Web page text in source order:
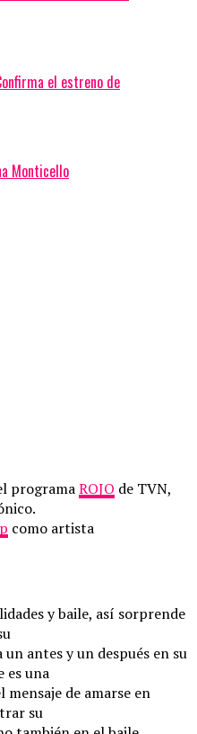
el estreno de
Monticello
programaROJO de TVN,
como artista
y baile, así sorprende
un antes y un después en su
es una
de amarse en
su